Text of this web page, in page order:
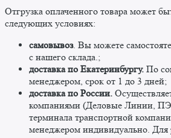
Отгрузка оплаченного товара может
следующих условиях:
самовывоз. Вы можете
c нашего склада.;
доставка по Екатеринбургу. По
менеджером, срок от 1 до 3 дней;
доставка по России.
компаниями (Деловые Линии,
терминала транспортной
менеджером индивидуально. Для